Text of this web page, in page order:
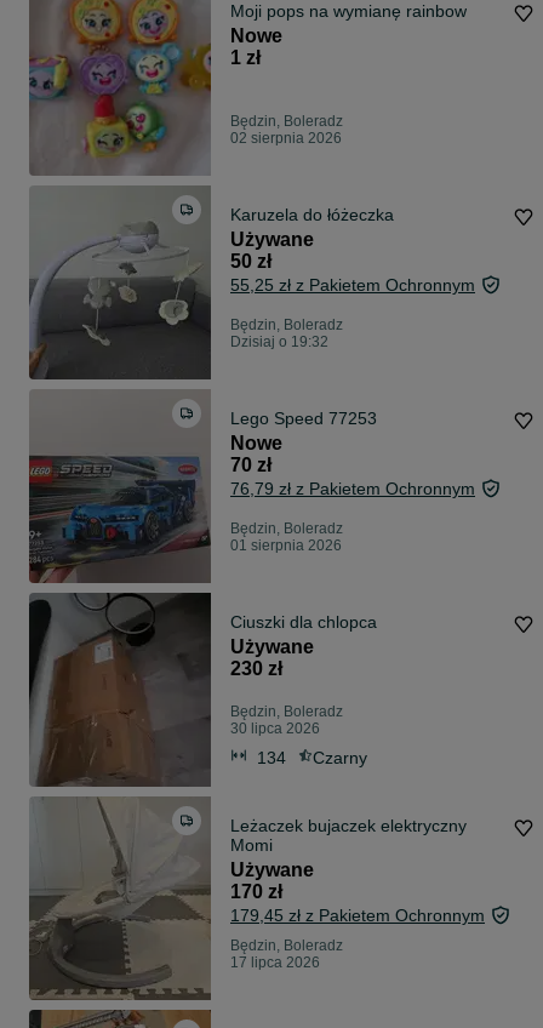
Moji pops na wymianę rainbow
Nowe
1 zł
Będzin, Boleradz
02 sierpnia 2026
Karuzela do łóżeczka
Używane
50 zł
55,25 zł z Pakietem Ochronnym
Będzin, Boleradz
Dzisiaj o 19:32
Lego Speed 77253
Nowe
70 zł
76,79 zł z Pakietem Ochronnym
Będzin, Boleradz
01 sierpnia 2026
Ciuszki dla chlopca
Używane
230 zł
Będzin, Boleradz
30 lipca 2026
134 Czarny
Leżaczek bujaczek elektryczny
Momi
Używane
170 zł
179,45 zł z Pakietem Ochronnym
Będzin, Boleradz
17 lipca 2026